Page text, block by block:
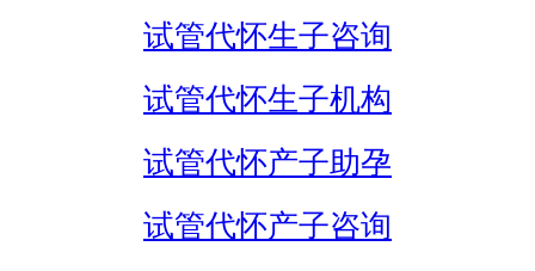
试管代怀生子咨询
试管代怀生子机构
试管代怀产子助孕
试管代怀产子咨询